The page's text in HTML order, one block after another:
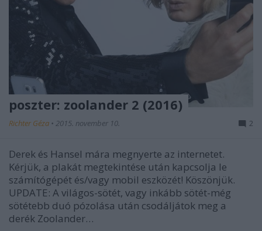
poszter: zoolander 2 (2016)
Richter Géza • 2015. november 10. 2
Derek és Hansel mára megnyerte az internetet.
Kérjük, a plakát megtekintése után kapcsolja le
számítógépét és/vagy mobil eszközét! Köszönjük.
UPDATE: A világos-sötét, vagy inkább sötét-még
sötétebb duó pózolása után csodáljátok meg a
derék Zoolander…